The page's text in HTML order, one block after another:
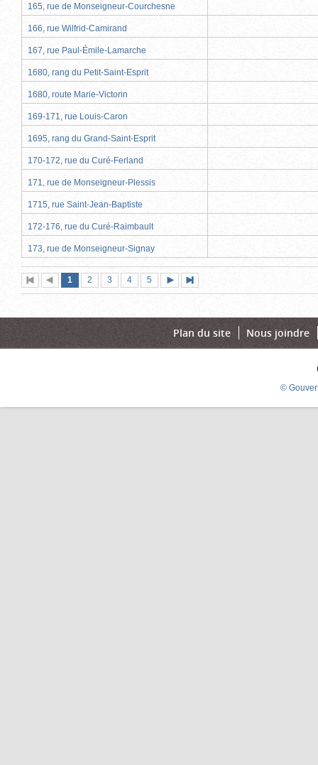
165, rue de Monseigneur-Courchesne
166, rue Wilfrid-Camirand
167, rue Paul-Émile-Lamarche
1680, rang du Petit-Saint-Esprit
1680, route Marie-Victorin
169-171, rue Louis-Caron
1695, rang du Grand-Saint-Esprit
170-172, rue du Curé-Ferland
171, rue de Monseigneur-Plessis
1715, rue Saint-Jean-Baptiste
172-176, rue du Curé-Raimbault
173, rue de Monseigneur-Signay
Première
page
Page
précédente
Page
1 (page
actuelle)
Page
2 Page
3 Page
4 Page
5
suivante
page
Plan du site Nous joindre
©